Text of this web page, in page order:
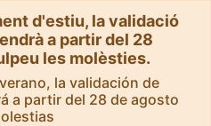
d'estiu, la validació
a partir del 28
les molèsties.
la validación de
a partir del 28 de agosto